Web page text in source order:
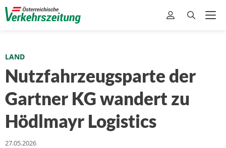
LAND
Nutzfahrzeugsparte der
Gartner KG wandert zu
Hödlmayr Logistics
27.05.2026